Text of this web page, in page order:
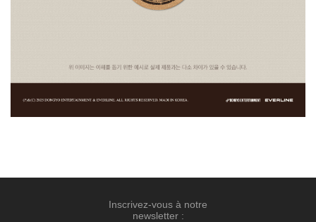
Inscrivez-vous à notre
newsletter :